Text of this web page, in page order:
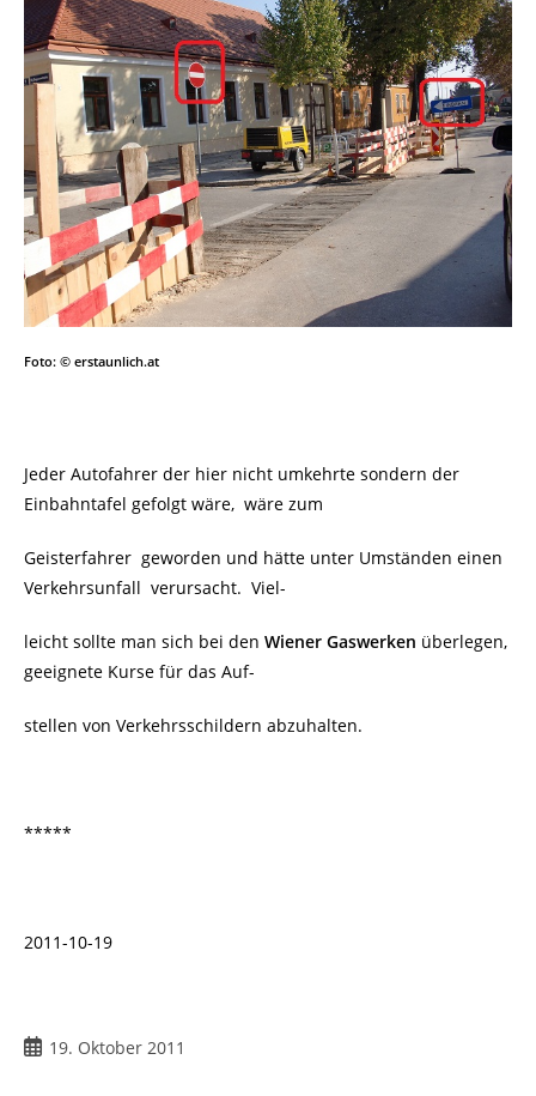
Foto: © erstaunlich.at
Jeder Autofahrer der hier nicht umkehrte sondern der
Einbahntafel gefolgt wäre, wäre zum
Geisterfahrer geworden und hätte unter Umständen einen
Verkehrsunfall verursacht. Viel-
leicht sollte man sich bei den Wiener Gaswerken überlegen,
geeignete Kurse für das Auf-
stellen von Verkehrsschildern abzuhalten.
*****
2011-10-19
19. Oktober 2011